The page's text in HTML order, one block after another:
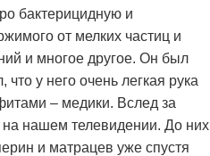
бактерицидную и
от мелких частиц и
и многое другое. Он был
у него очень легкая рука
– медики. Вслед за
нашем телевидении. До них
и матрацев уже спустя